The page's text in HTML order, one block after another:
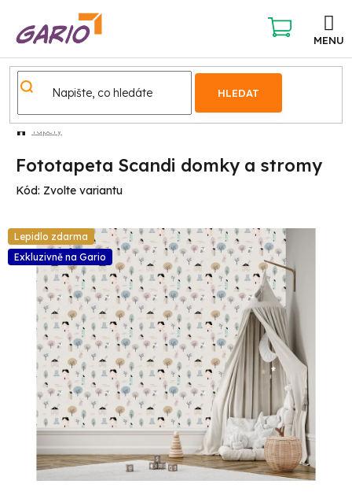
obsah
HLEDAT
NÁKUPNÍ
KOŠÍK
Tapety
Fototapeta Scandi domky a stromy
Kód: Zvolte variantu
Lepidlo zdarma
Exkluzivně na Gario